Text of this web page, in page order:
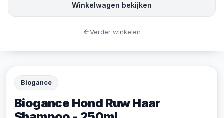
Biogance
Biogance Hond Ruw Haar
Winkelwagen bekijken
Verder winkelen